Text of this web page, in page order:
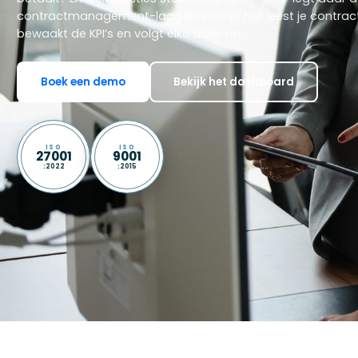
contractmanagement-laag bovenop: het leest je
bewaakt de KPI’s en volgt elke actie op.
Boek een demo Bekijk het dashboard
ISO
27001
:2022
ISO
9001
:2015